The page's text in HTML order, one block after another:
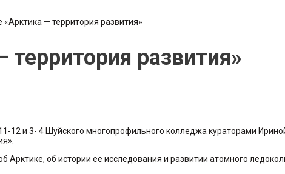
«Арктика — территория развития»
развития»
12 и 3- 4 Шуйского многопрофильного колледжа кураторами
Арктике, об истории ее исследования и развитии атомного